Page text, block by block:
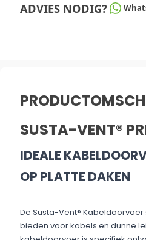
ADVIES NODIG?
SUSTA-VENT®
IDEALE
OP PLATTE DAKEN
De Susta-Vent®
bieden voor kabels en dunne